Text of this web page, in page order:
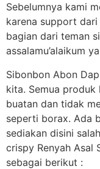
Sebelumnya kami
karena support
bagian dari teman
assalamu’alaikum
Sibonbon Abon
kita. Semua
buatan dan tidak
seperti borax. Ada
sediakan disini
crispy Renyah Asal
sebagai berikut :